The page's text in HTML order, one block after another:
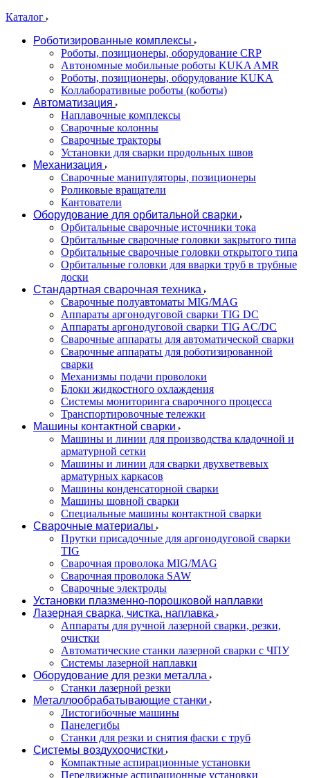
Каталог
Роботизированные комплексы
Роботы, позиционеры, оборудование CRP
Автономные мобильные роботы KUKA AMR
Роботы, позиционеры, оборудование KUKA
Коллаборативные роботы (коботы)
Автоматизация
Наплавочные комплексы
Сварочные колонны
Сварочные тракторы
Установки для сварки продольных швов
Механизация
Сварочные манипуляторы, позиционеры
Роликовые вращатели
Кантователи
Оборудование для орбитальной сварки
Орбитальные сварочные источники тока
Орбитальные сварочные головки закрытого типа
Орбитальные сварочные головки открытого типа
Орбитальные головки для вварки труб в трубные
доски
Стандартная сварочная техника
Сварочные полуавтоматы MIG/MAG
Аппараты аргонодуговой сварки TIG DC
Аппараты аргонодуговой сварки TIG AC/DC
Сварочные аппараты для автоматической сварки
Сварочные аппараты для роботизированной
сварки
Механизмы подачи проволоки
Блоки жидкостного охлаждения
Системы мониторинга сварочного процесса
Транспортировочные тележки
Машины контактной сварки
Машины и линии для производства кладочной и
арматурной сетки
Машины и линии для сварки двухветвевых
арматурных каркасов
Машины конденсаторной сварки
Машины шовной сварки
Специальные машины контактной сварки
Сварочные материалы
Прутки присадочные для аргонодуговой сварки
TIG
Сварочная проволока MIG/MAG
Сварочная проволока SAW
Сварочные электроды
Установки плазменно-порошковой наплавки
Лазерная сварка, чистка, наплавка
Аппараты для ручной лазерной сварки, резки,
очистки
Автоматические станки лазерной сварки с ЧПУ
Системы лазерной наплавки
Оборудование для резки металла
Станки лазерной резки
Металлообрабатывающие станки
Листогибочные машины
Панелегибы
Станки для резки и снятия фаски с труб
Системы воздухоочистки
Компактные аспирационные установки
Передвижные аспирационные установки